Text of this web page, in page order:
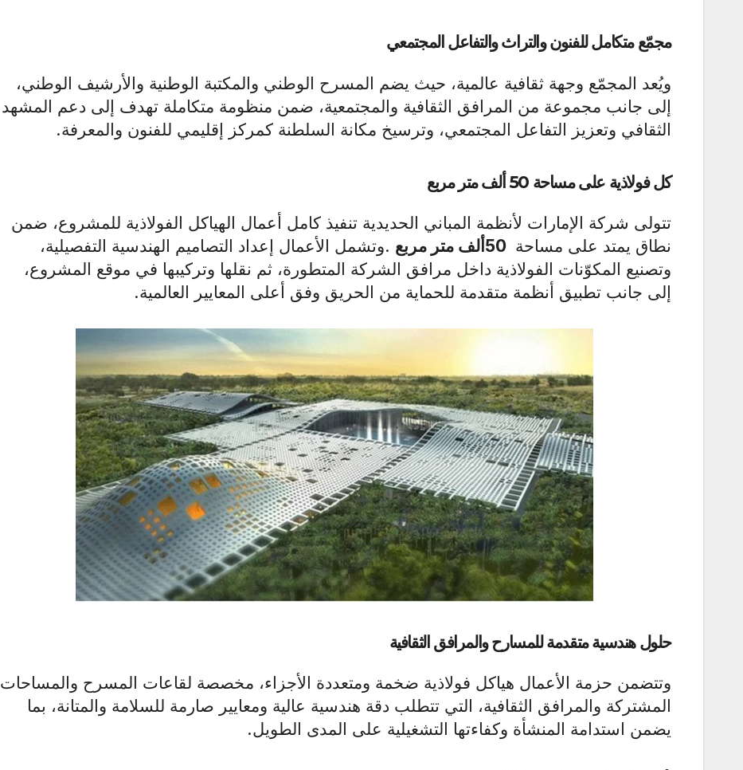
مجمّع متكامل للفنون والتراث والتفاعل المجتمعي
ويُعد المجمّع وجهة ثقافية عالمية، حيث يضم المسرح الوطني والمكتبة الوطنية والأرشيف الوطني،
إلى جانب مجموعة من المرافق الثقافية والمجتمعية، ضمن منظومة متكاملة تهدف إلى دعم المشهد
الثقافي وتعزيز التفاعل المجتمعي، وترسيخ مكانة السلطنة كمركز إقليمي للفنون والمعرفة.
كل فولاذية على مساحة 50 ألف متر مربع
تتولى شركة الإمارات لأنظمة المباني الحديدية تنفيذ كامل أعمال الهياكل الفولاذية للمشروع، ضمن
نطاق يمتد على مساحة 50ألف متر مربع .وتشمل الأعمال إعداد التصاميم الهندسية التفصيلية،
وتصنيع المكوّنات الفولاذية داخل مرافق الشركة المتطورة، ثم نقلها وتركيبها في موقع المشروع،
إلى جانب تطبيق أنظمة متقدمة للحماية من الحريق وفق أعلى المعايير العالمية.
حلول هندسية متقدمة للمسارح والمرافق الثقافية
وتتضمن حزمة الأعمال هياكل فولاذية ضخمة ومتعددة الأجزاء، مخصصة لقاعات المسرح والمساحات
المشتركة والمرافق الثقافية، التي تتطلب دقة هندسية عالية ومعايير صارمة للسلامة والمتانة، بما
يضمن استدامة المنشأة وكفاءتها التشغيلية على المدى الطويل.